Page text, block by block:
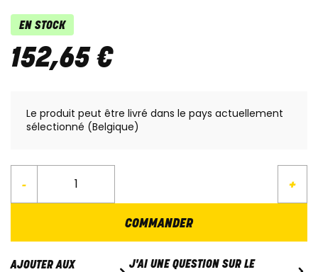
EN STOCK
152,65 €
Le produit peut être livré dans le pays actuellement
sélectionné (Belgique)
- +
COMMANDER
AJOUTER AUX
J'AI UNE QUESTION SUR LE